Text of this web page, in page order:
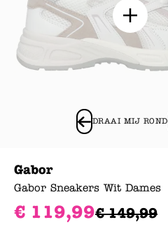
DRAAI MIJ ROND
Gabor
Gabor Sneakers Wit Dames
€ 119,99€ 149,99